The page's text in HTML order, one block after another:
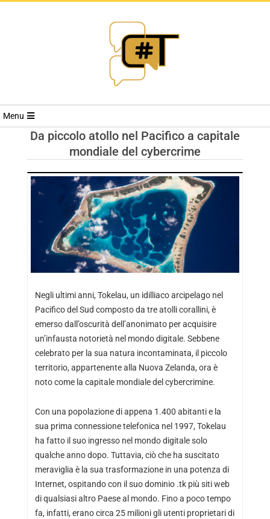
RIVISTA
TRENDS
Menu
Da piccolo atollo nel Pacifico a capitale
mondiale del cybercrime
Negli ultimi anni, Tokelau, un idilliaco arcipelago nel
Pacifico del Sud composto da tre atolli corallini, è
emerso dall’oscurità dell’anonimato per acquisire
un’infausta notorietà nel mondo digitale. Sebbene
celebrato per la sua natura incontaminata, il piccolo
territorio, appartenente alla Nuova Zelanda, ora è
noto come la capitale mondiale del cybercrimine.
Con una popolazione di appena 1.400 abitanti e la
sua prima connessione telefonica nel 1997, Tokelau
ha fatto il suo ingresso nel mondo digitale solo
qualche anno dopo. Tuttavia, ciò che ha suscitato
meraviglia è la sua trasformazione in una potenza di
Internet, ospitando con il suo dominio .tk più siti web
di qualsiasi altro Paese al mondo. Fino a poco tempo
fa, infatti, erano circa 25 milioni gli utenti proprietari di